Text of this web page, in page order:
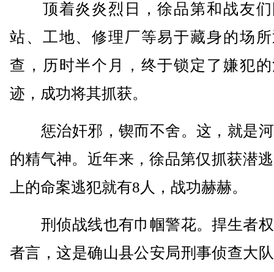
顶着炎炎烈日，徐品第和战友们
站、工地、修理厂等易于藏身的场
查，历时半个月，终于锁定了嫌犯
迹，成功将其抓获。
惩治奸邪，锲而不舍。这，就是
的精气神。近年来，徐品第仅抓获潜
上的命案逃犯就有8人，战功赫赫。
刑侦战线也有巾帼警花。捍生者
者言，这是确山县公安局刑事侦查大